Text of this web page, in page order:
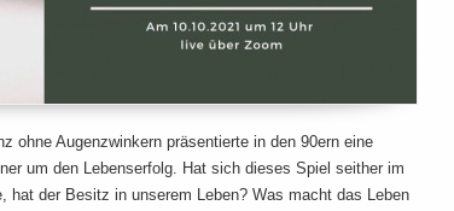
ohne Augenzwinkern präsentierte in den 90ern eine
um den Lebenserfolg. Hat sich dieses Spiel seither im
hat der Besitz in unserem Leben? Was macht das Leben